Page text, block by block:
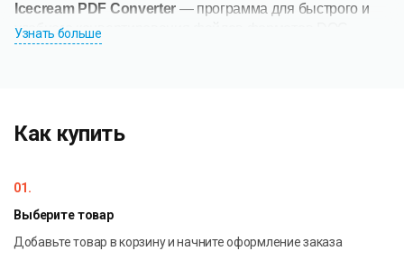
Icecream PDF Converter— программа для быстрого и
удобного конвертирования файлов форматов DOC,
DOCX, ODT, ODS, XLS, XLSX, BMP, TIFF, JPG, PNG, GIF,
Icecream PDF Split & Merge
файлов. Удаляйте лишние страницы, работайте с
настройки для выходных PDF документов.
Узнать больше
Как купить
01.
Выберите товар
Добавьте товар в корзину и начните оформление заказа